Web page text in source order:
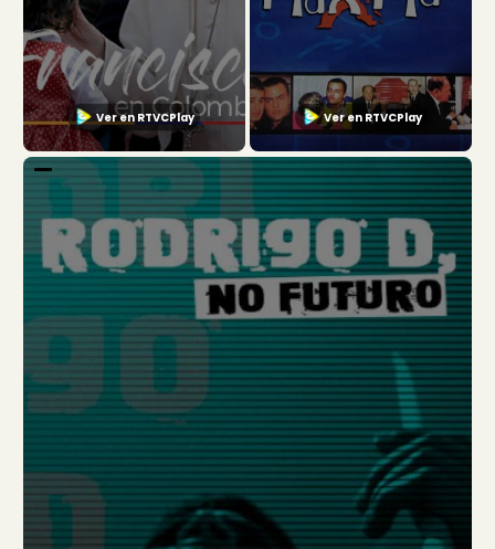
Ver en RTVCPlay Ver en RTVCPlay